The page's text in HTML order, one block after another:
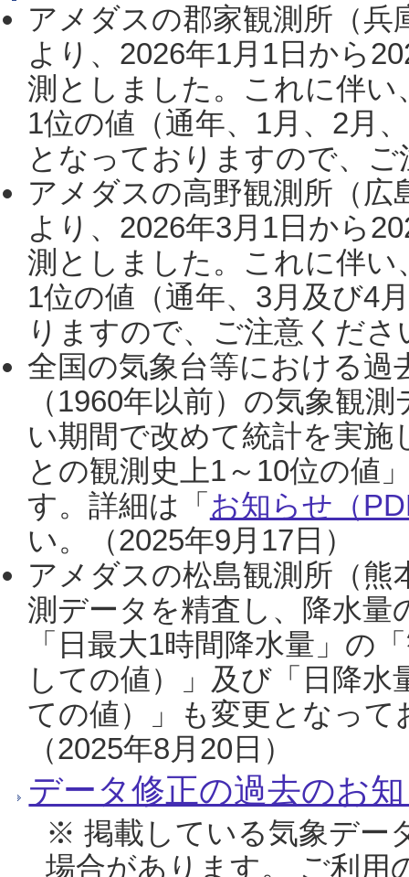
アメダスの郡家観測所（
より、2026年1月1日から
測としました。これに伴い
1位の値（通年、1月、2月
となっておりますので、
アメダスの高野観測所（
より、2026年3月1日から
測としました。これに伴い
1位の値（通年、3月及び4
りますので、ご注意くだ
全国の気象台等における過
（1960年以前）の気象観
い期間で改めて統計を実
との観測史上1～10位の値
す。詳細は「 お知らせ（
い。（2025年9月17日）
アメダスの松島観測所（熊
測データを精査し、降水
「日最大1時間降水量」の
しての値）」及び「日降
ての値）」も変更となっ
（2025年8月20日）
データ修正の過去のお
※ 掲載している気象デー
場合があります。 ご利用